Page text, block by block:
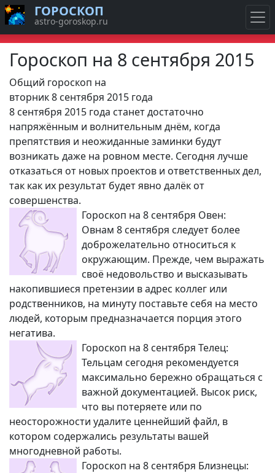
Гороскоп на 8 сентября 2015
Общий гороскоп на
вторник 8 сентября 2015 года
8 сентября 2015 года станет достаточно
напряжённым и волнительным днём, когда
препятствия и неожиданные заминки будут
возникать даже на ровном месте. Сегодня лучше
отказаться от новых проектов и ответственных дел,
так как их результат будет явно далёк от
совершенства.
Гороскоп на 8 сентября Овен:
Овнам 8 сентября следует более
доброжелательно относиться к
окружающим. Прежде, чем выражать
своё недовольство и высказывать
накопившиеся претензии в адрес коллег или
родственников, на минуту поставьте себя на место
людей, которым предназначается порция этого
негатива.
Гороскоп на 8 сентября Телец:
Тельцам сегодня рекомендуется
максимально бережно обращаться с
важной документацией. Высок риск,
что вы потеряете или по
неосторожности удалите ценнейший файл, в
котором содержались результаты вашей
многодневной работы.
Гороскоп на 8 сентября Близнецы:
ГОРОСКОП
astro-goroskop.ru